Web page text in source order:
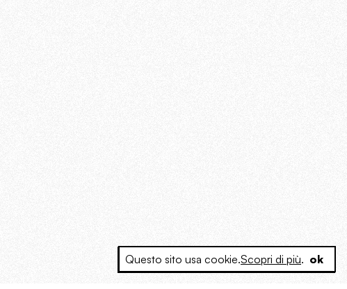
Questo sito usa cookie.Scopri di più. ok